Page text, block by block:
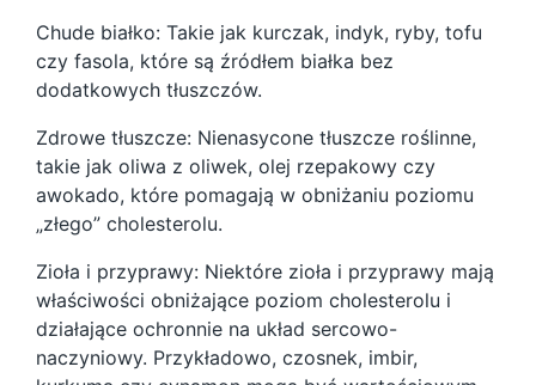
Chude białko: Takie jak kurczak, indyk, ryby, tofu
czy fasola, które są źródłem białka bez
dodatkowych tłuszczów.
Zdrowe tłuszcze: Nienasycone tłuszcze roślinne,
takie jak oliwa z oliwek, olej rzepakowy czy
awokado, które pomagają w obniżaniu poziomu
„złego” cholesterolu.
Zioła i przyprawy: Niektóre zioła i przyprawy mają
właściwości obniżające poziom cholesterolu i
działające ochronnie na układ sercowo-
naczyniowy. Przykładowo, czosnek, imbir,